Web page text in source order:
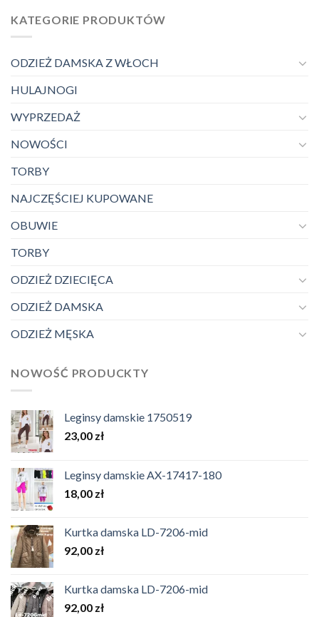
KATEGORIE PRODUKTÓW
ODZIEŻ DAMSKA Z WŁOCH
HULAJNOGI
WYPRZEDAŻ
NOWOŚCI
TORBY
NAJCZĘŚCIEJ KUPOWANE
OBUWIE
TORBY
ODZIEŻ DZIECIĘCA
ODZIEŻ DAMSKA
ODZIEŻ MĘSKA
NOWOŚĆ PRODUCKTY
Leginsy damskie 1750519
23,00 zł
Leginsy damskie AX-17417-180
18,00 zł
Kurtka damska LD-7206-mid
92,00 zł
Kurtka damska LD-7206-mid
92,00 zł